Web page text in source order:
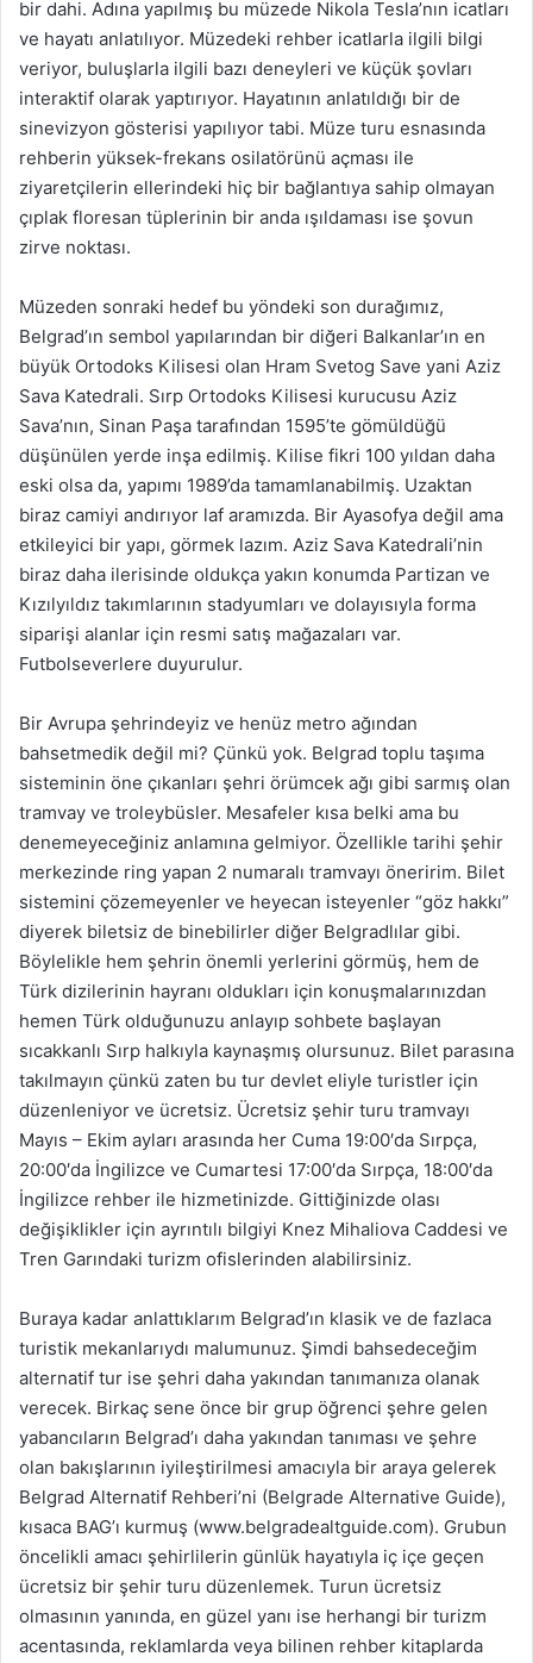
bir dahi. Adına yapılmış bu müzede Nikola Tesla’nın icatları
ve hayatı anlatılıyor. Müzedeki rehber icatlarla ilgili bilgi
veriyor, buluşlarla ilgili bazı deneyleri ve küçük şovları
interaktif olarak yaptırıyor. Hayatının anlatıldığı bir de
sinevizyon gösterisi yapılıyor tabi. Müze turu esnasında
rehberin yüksek-frekans osilatörünü açması ile
ziyaretçilerin ellerindeki hiç bir bağlantıya sahip olmayan
çıplak floresan tüplerinin bir anda ışıldaması ise şovun
zirve noktası.
Müzeden sonraki hedef bu yöndeki son durağımız,
Belgrad’ın sembol yapılarından bir diğeri Balkanlar’ın en
büyük Ortodoks Kilisesi olan Hram Svetog Save yani Aziz
Sava Katedrali. Sırp Ortodoks Kilisesi kurucusu Aziz
Sava’nın, Sinan Paşa tarafından 1595’te gömüldüğü
düşünülen yerde inşa edilmiş. Kilise fikri 100 yıldan daha
eski olsa da, yapımı 1989’da tamamlanabilmiş. Uzaktan
biraz camiyi andırıyor laf aramızda. Bir Ayasofya değil ama
etkileyici bir yapı, görmek lazım. Aziz Sava Katedrali’nin
biraz daha ilerisinde oldukça yakın konumda Partizan ve
Kızılyıldız takımlarının stadyumları ve dolayısıyla forma
siparişi alanlar için resmi satış mağazaları var.
Futbolseverlere duyurulur.
Bir Avrupa şehrindeyiz ve henüz metro ağından
bahsetmedik değil mi? Çünkü yok. Belgrad toplu taşıma
sisteminin öne çıkanları şehri örümcek ağı gibi sarmış olan
tramvay ve troleybüsler. Mesafeler kısa belki ama bu
denemeyeceğiniz anlamına gelmiyor. Özellikle tarihi şehir
merkezinde ring yapan 2 numaralı tramvayı öneririm. Bilet
sistemini çözemeyenler ve heyecan isteyenler “göz hakkı”
diyerek biletsiz de binebilirler diğer Belgradlılar gibi.
Böylelikle hem şehrin önemli yerlerini görmüş, hem de
Türk dizilerinin hayranı oldukları için konuşmalarınızdan
hemen Türk olduğunuzu anlayıp sohbete başlayan
sıcakkanlı Sırp halkıyla kaynaşmış olursunuz. Bilet parasına
takılmayın çünkü zaten bu tur devlet eliyle turistler için
düzenleniyor ve ücretsiz. Ücretsiz şehir turu tramvayı
Mayıs – Ekim ayları arasında her Cuma 19:00′da Sırpça,
20:00′da İngilizce ve Cumartesi 17:00′da Sırpça, 18:00′da
İngilizce rehber ile hizmetinizde. Gittiğinizde olası
değişiklikler için ayrıntılı bilgiyi Knez Mihaliova Caddesi ve
Tren Garındaki turizm ofislerinden alabilirsiniz.
Buraya kadar anlattıklarım Belgrad’ın klasik ve de fazlaca
turistik mekanlarıydı malumunuz. Şimdi bahsedeceğim
alternatif tur ise şehri daha yakından tanımanıza olanak
verecek. Birkaç sene önce bir grup öğrenci şehre gelen
yabancıların Belgrad’ı daha yakından tanıması ve şehre
olan bakışlarının iyileştirilmesi amacıyla bir araya gelerek
Belgrad Alternatif Rehberi’ni (Belgrade Alternative Guide),
kısaca BAG’ı kurmuş (www.belgradealtguide.com). Grubun
öncelikli amacı şehirlilerin günlük hayatıyla iç içe geçen
ücretsiz bir şehir turu düzenlemek. Turun ücretsiz
olmasının yanında, en güzel yanı ise herhangi bir turizm
acentasında, reklamlarda veya bilinen rehber kitaplarda